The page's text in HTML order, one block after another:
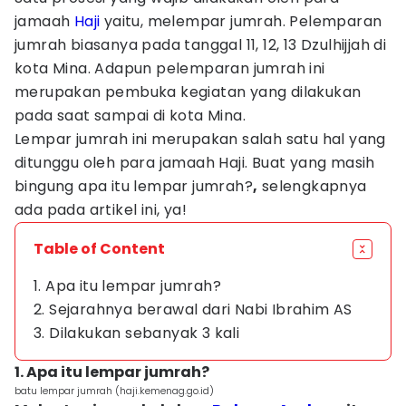
jamaah Haji yaitu, melempar jumrah. Pelemparan
jumrah biasanya pada tanggal 11, 12, 13 Dzulhijjah di
kota Mina. Adapun pelemparan jumrah ini
merupakan pembuka kegiatan yang dilakukan
pada saat sampai di kota Mina.
Lempar jumrah ini merupakan salah satu hal yang
ditunggu oleh para jamaah Haji. Buat yang masih
bingung apa itu lempar jumrah?, selengkapnya
ada pada artikel ini, ya!
Table of Content
1. Apa itu lempar jumrah?
2. Sejarahnya berawal dari Nabi Ibrahim AS
3. Dilakukan sebanyak 3 kali
1. Apa itu lempar jumrah?
batu lempar jumrah (haji.kemenag.go.id)